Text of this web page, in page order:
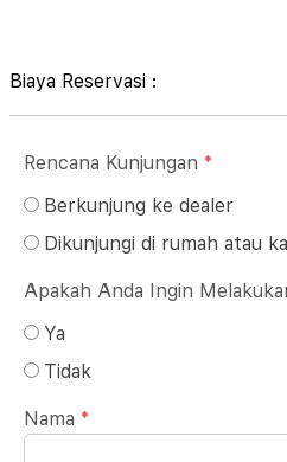
Biaya Reservasi :
Rencana Kunjungan *
Berkunjung ke dealer
Dikunjungi di rumah atau
Apakah Anda Ingin
Ya
Tidak
Nama *